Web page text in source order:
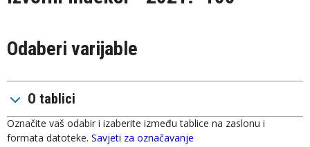
Odaberi varijable
O tablici
Označite vaš odabir i izaberite između tablice na zaslonu i
formata datoteke. Savjeti za označavanje